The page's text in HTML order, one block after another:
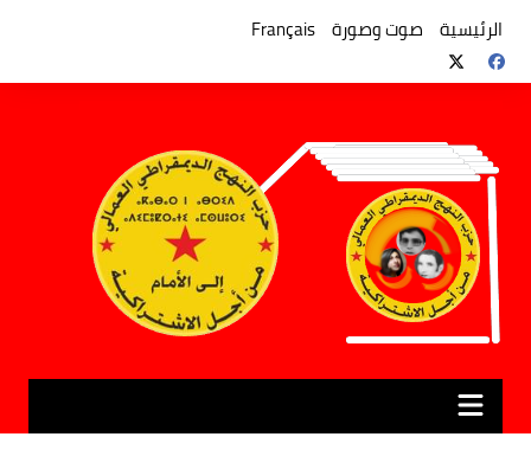
المحتوى
الرئيسية صوت وصورة Français